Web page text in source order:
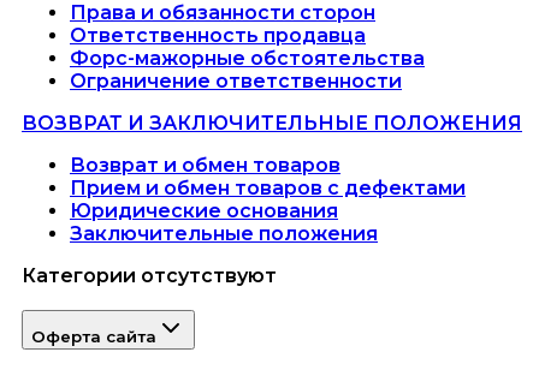
Права и обязанности сторон
Ответственность продавца
Форс-мажорные обстоятельства
Ограничение ответственности
ВОЗВРАТ И ЗАКЛЮЧИТЕЛЬНЫЕ ПОЛОЖЕНИЯ
Возврат и обмен товаров
Прием и обмен товаров с дефектами
Юридические основания
Заключительные положения
Категории отсутствуют
Оферта сайта